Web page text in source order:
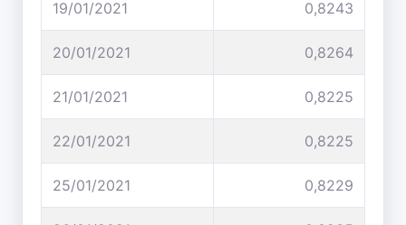
19/01/2021 0,8243
20/01/2021 0,8264
21/01/2021 0,8225
22/01/2021 0,8225
25/01/2021 0,8229